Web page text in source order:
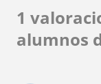
1
alumnos